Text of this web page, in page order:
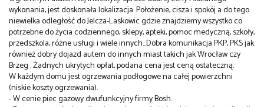
wykonania, jest doskonała lokalizacja .Położenie, cisza i spokój a do tego
niewielka odległość do Jelcza-Laskowic gdzie znajdziemy wszystko co
potrzebne do życia codziennego, sklepy, apteki, pomoc medyczną, szkoły,
przedszkola, różne usługi i wiele innych...Dobra komunikacja PKP, PKS jak
również dobry dojazd autem do innych miast takich jak Wrocław czy
Brzeg . Żadnych ukrytych opłat, podana cena jest ceną ostateczną.
W każdym domu jest ogrzewania podłogowe na całej powierzchni
(niskie koszty ogrzewania).
- W cenie piec gazowy dwufunkcyjny firmy Bosh.